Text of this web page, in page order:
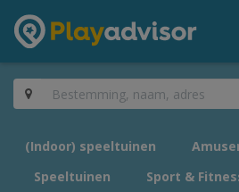
(Indoor) speeltuinen
Speeltuinen
Sport &